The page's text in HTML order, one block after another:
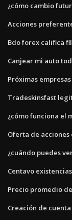
¿cómo cambio
Acciones
Bdo forex califica
Canjear mi auto
Próximas
Tradeskinsfast
¿cómo funciona el
Oferta de acciones
¿cuándo puedes
Centavo
Precio promedio
Creación de